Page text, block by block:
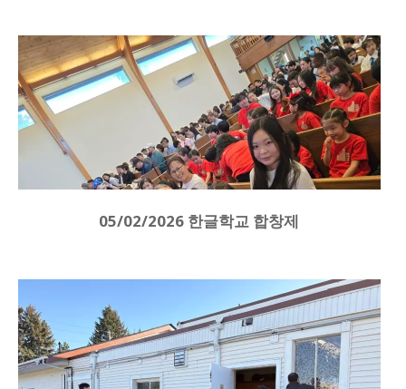
05/02/2026 한글학교 합창제